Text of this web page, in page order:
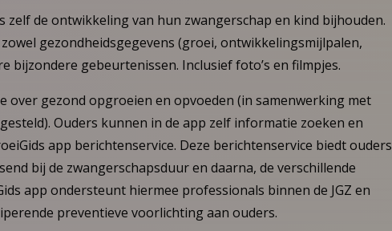
zelf de ontwikkeling van hun zwangerschap en kind bijhouden.
gezondheidsgegevens (groei, ontwikkelingsmijlpalen,
bijzondere gebeurtenissen. Inclusief foto’s en filmpjes.
over gezond opgroeien en opvoeden (in samenwerking met
Ouders kunnen in de app zelf informatie zoeken en
app berichtenservice. Deze berichtenservice biedt ouders
bij de zwangerschapsduur en daarna, de verschillende
app ondersteunt hiermee professionals binnen de JGZ en
preventieve voorlichting aan ouders.